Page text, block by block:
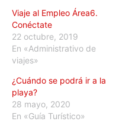
Viaje al Empleo Área6.
Conéctate
22 octubre, 2019
En «Administrativo de
viajes»
¿Cuándo se podrá ir a la
playa?
28 mayo, 2020
En «Guía Turístico»